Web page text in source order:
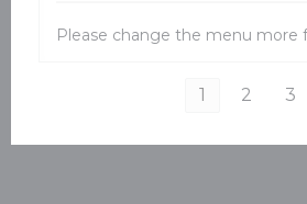
Please change the menu more
1 2 3